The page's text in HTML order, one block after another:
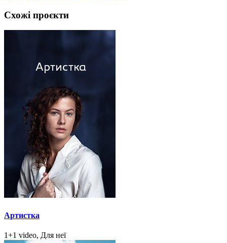
Схожі проєкти
Артистка
1+1 video, Для неї